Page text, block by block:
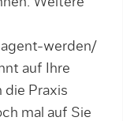
werden/
auf Ihre
die Praxis
mal auf Sie